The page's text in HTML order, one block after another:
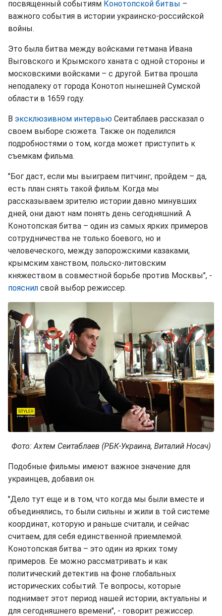
посвященный событиям Конотопской битвы –
важного события в истории украинско-российской
войны.
Это была битва между войсками гетмана Ивана
Выговского и Крымского ханата с одной стороны и
московскими войсками – с другой. Битва прошла
неподалеку от города Конотоп нынешней Сумской
области в 1659 году.
В эксклюзивном интервью Сеитаблаев рассказал о
своем выборе сюжета. Также он поделился
подробностями о том, когда может приступить к
съемкам фильма.
"Бог даст, если мы выиграем питчинг, пройдем – да,
есть план снять такой фильм. Когда мы
рассказываем зрителю истории давно минувших
дней, они дают нам понять день сегодняшний. А
Конотопская битва – один из самых ярких примеров
сотрудничества не только боевого, но и
человеческого, между запорожскими казаками,
крымским ханством, польско-литовским
княжеством в совместной борьбе против Москвы", -
пояснил свой выбор режиссер.
Фото: Ахтем Сеитаблаев (РБК-Украина, Виталий Носач)
Подобные фильмы имеют важное значение для
украинцев, добавил он.
"Дело тут еще и в том, что когда мы были вместе и
объединялись, то были сильны и жили в той системе
координат, которую и раньше считали, и сейчас
считаем, для себя единственной приемлемой.
Конотопская битва – это один из ярких тому
примеров. Ее можно рассматривать и как
политический детектив на фоне глобальных
исторических событий. Те вопросы, которые
поднимает этот период нашей истории, актуальны и
для сегодняшнего времени", - говорит режиссер.